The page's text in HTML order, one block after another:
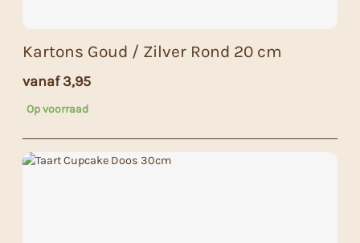
Kartons Goud / Zilver Rond 20 cm
vanaf3,95
Op voorraad